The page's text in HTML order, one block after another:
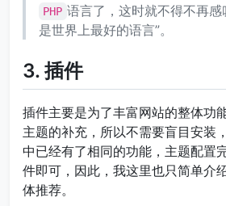
PHP 语言了，这时就不得不再感
是世界上最好的语言”。
3. 插件
插件主要是为了丰富网站的整体功
主题的补充，所以不需要盲目安装
中已经有了相同的功能，主题配置
件即可，因此，我这里也只简单介
体推荐。